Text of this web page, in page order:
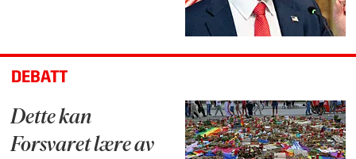
DEBATT
Dette kan
Forsvaret lære av